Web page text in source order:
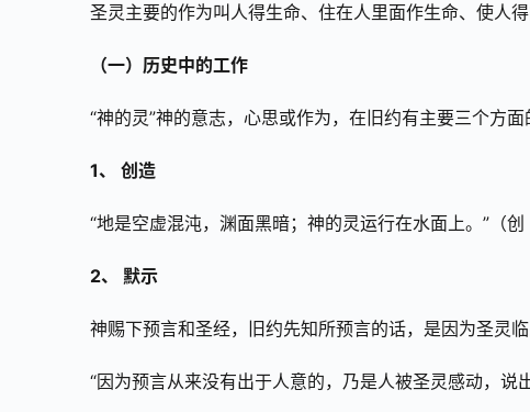
圣灵主要的作为叫人得生命、住在人里面作生命、使人得
（一）历史中的工作
“神的灵”神的意志，心思或作为，在旧约有主要三个方
1、 创造
“地是空虚混沌，渊面黑暗；神的灵运行在水面上。”（
2、 默示
神赐下预言和圣经，旧约先知所预言的话，是因为圣灵临
“因为预言从来没有出于人意的，乃是人被圣灵感动，说